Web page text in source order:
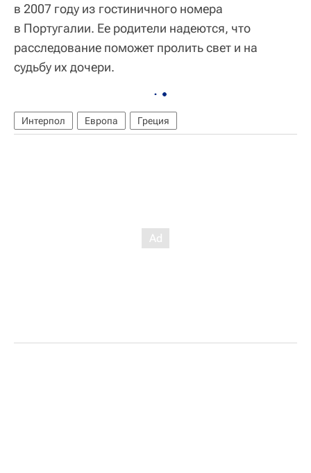
в 2007 году из гостиничного номера
в Португалии. Ее родители надеются, что
расследование поможет пролить свет и на
судьбу их дочери.
Интерпол Европа Греция